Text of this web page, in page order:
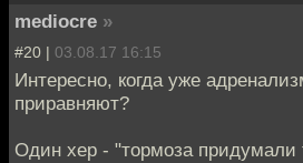
mediocre »
#20 | 03.08.17 16:15
Интересно, когда уже
приравняют?
Один хер - "тормоза придумали